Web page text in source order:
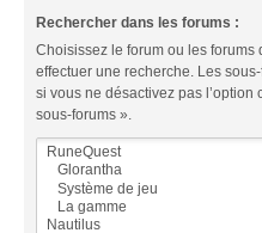
Rechercher dans les forums :
Choisissez le forum ou les
effectuer une recherche. Les
si vous ne désactivez pas
sous-forums ».